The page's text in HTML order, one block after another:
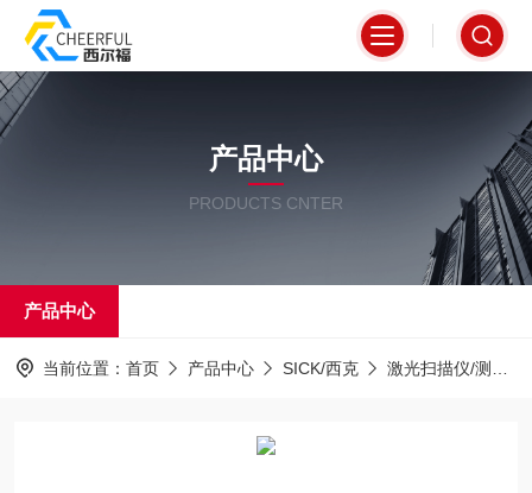
产品中心
PRODUCTS CNTER
产品中心
当前位置： 首页 产品中心 SICK/西克 激光扫描仪/测距仪